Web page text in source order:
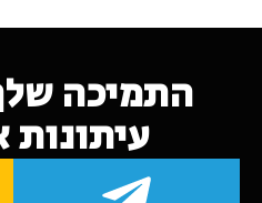
התמיכה
עיתונות